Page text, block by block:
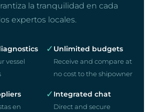
la tranquilidad en cada
expertos locales.
vessel
✓ Unlimited budgets
Receive and compare at
no cost to the shipowner
en
✓ Integrated chat
Direct and secure